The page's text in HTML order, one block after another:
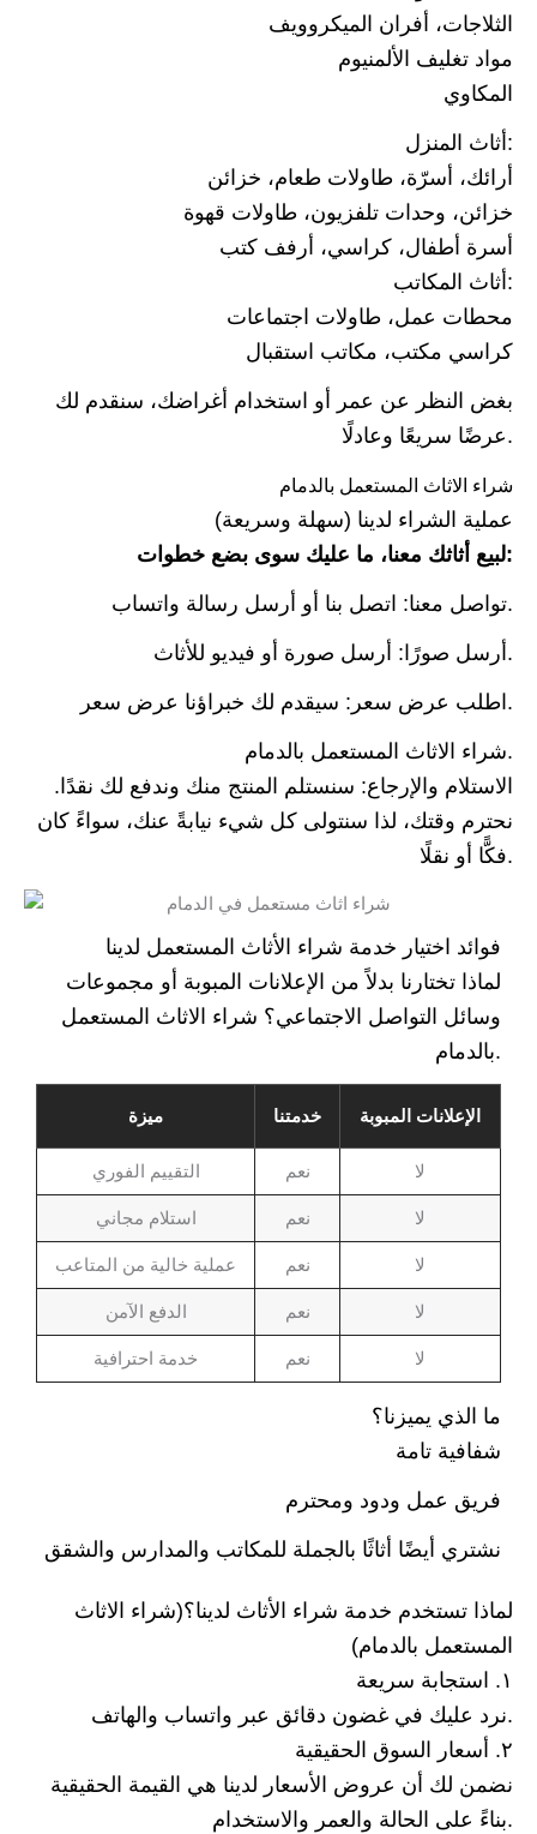
الثلاجات، أفران الميكروويف
مواد تغليف الألمنيوم
المكاوي
أثاث المنزل:
أرائك، أسرّة، طاولات طعام، خزائن
خزائن، وحدات تلفزيون، طاولات قهوة
أسرة أطفال، كراسي، أرفف كتب
أثاث المكاتب:
محطات عمل، طاولات اجتماعات
كراسي مكتب، مكاتب استقبال
بغض النظر عن عمر أو استخدام أغراضك، سنقدم لك
عرضًا سريعًا وعادلًا.
شراء الاثاث المستعمل بالدمام
عملية الشراء لدينا (سهلة وسريعة)
لبيع أثاثك معنا، ما عليك سوى بضع خطوات:
تواصل معنا: اتصل بنا أو أرسل رسالة واتساب.
أرسل صورًا: أرسل صورة أو فيديو للأثاث.
اطلب عرض سعر: سيقدم لك خبراؤنا عرض سعر.
شراء الاثاث المستعمل بالدمام.
الاستلام والإرجاع: سنستلم المنتج منك وندفع لك نقدًا.
نحترم وقتك، لذا سنتولى كل شيء نيابةً عنك، سواءً كان
فكًّا أو نقلًا.
فوائد اختيار خدمة شراء الأثاث المستعمل لدينا
لماذا تختارنا بدلاً من الإعلانات المبوبة أو مجموعات
وسائل التواصل الاجتماعي؟ شراء الاثاث المستعمل
بالدمام.
ميزة خدمتنا الإعلانات المبوبة
التقييم الفوري نعم لا
استلام مجاني نعم لا
عملية خالية من المتاعب نعم لا
الدفع الآمن نعم لا
خدمة احترافية نعم لا
ما الذي يميزنا؟
شفافية تامة
فريق عمل ودود ومحترم
نشتري أيضًا أثاثًا بالجملة للمكاتب والمدارس والشقق
لماذا تستخدم خدمة شراء الأثاث لدينا؟(شراء الاثاث
المستعمل بالدمام)
١. استجابة سريعة
نرد عليك في غضون دقائق عبر واتساب والهاتف.
٢. أسعار السوق الحقيقية
نضمن لك أن عروض الأسعار لدينا هي القيمة الحقيقية
بناءً على الحالة والعمر والاستخدام.